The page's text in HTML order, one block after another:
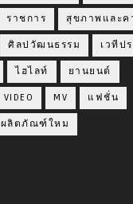
ราชการ สุขภาพและค
ศิลปวัฒนธรรม เวทีป
ไฮไลท์ ยานยนต์
VIDEO MV แฟชั่น
ผลิตภัณฑ์ใหม